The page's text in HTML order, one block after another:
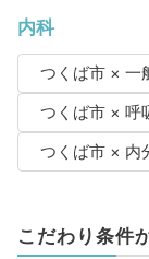
内科
つくば市 × 一
つくば市 × 呼
つくば市 × 内
こだわり条件